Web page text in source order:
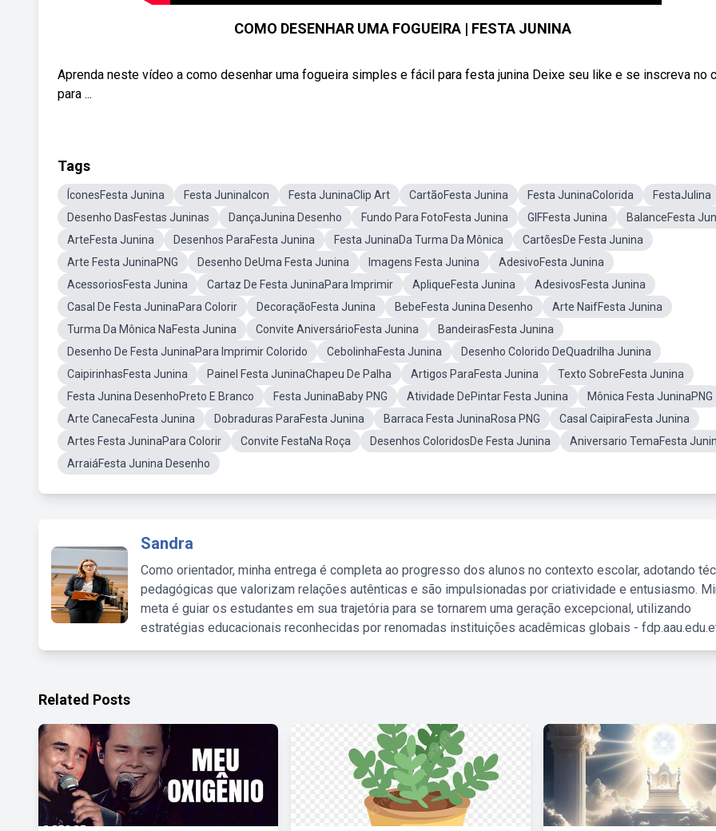
COMO DESENHAR UMA FOGUEIRA | FESTA JUNINA
Aprenda neste vídeo a como desenhar uma fogueira simples e fácil para festa junina Deixe seu like e se inscreva no
para ...
Tags
ÍconesFesta Junina Festa JuninaIcon Festa JuninaClip Art CartãoFesta Junina Festa JuninaColorida
FestaJulina
Desenho DasFestas Juninas
DançaJunina Desenho Fundo Para FotoFesta Junina GIFFesta Junina
BalanceFesta
ArteFesta Junina
Desenhos ParaFesta Junina Festa JuninaDa Turma Da Mônica
CartõesDe Festa Junina
Arte Festa JuninaPNG
Desenho DeUma Festa Junina Imagens Festa Junina
AdesivoFesta Junina
AcessoriosFesta Junina
Cartaz De Festa JuninaPara Imprimir ApliqueFesta Junina
AdesivosFesta Junina
Casal De Festa JuninaPara Colorir
DecoraçãoFesta Junina BebeFesta Junina Desenho
Arte NaifFesta Junina
Turma Da Mônica NaFesta Junina
Convite AniversárioFesta Junina
BandeirasFesta Junina
Desenho De Festa JuninaPara Imprimir Colorido
CebolinhaFesta Junina
Desenho Colorido DeQuadrilha Junina
CaipirinhasFesta Junina
Painel Festa JuninaChapeu De Palha Artigos ParaFesta Junina
Texto SobreFesta Junina
Festa Junina DesenhoPreto E Branco
Festa JuninaBaby PNG Atividade DePintar Festa Junina
Mônica Festa JuninaPNG
Arte CanecaFesta Junina
Dobraduras ParaFesta Junina Barraca Festa JuninaRosa PNG
Casal CaipiraFesta Junina
Artes Festa JuninaPara Colorir
Convite FestaNa Roça Desenhos ColoridosDe Festa Junina
Aniversario TemaFesta
ArraiáFesta Junina Desenho
Sandra
Como orientador, minha entrega é completa ao progresso dos alunos no contexto escolar, adotando
pedagógicas que valorizam relações autênticas e são impulsionadas por criatividade e entusiasmo.
meta é guiar os estudantes em sua trajetória para se tornarem uma geração excepcional, utilizando
estratégias educacionais reconhecidas por renomadas instituições acadêmicas globais -
Related Posts